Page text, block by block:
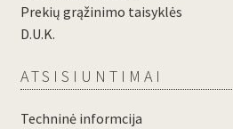
Prekių grąžinimo taisyklės
D.U.K.
ATSISIUNTIMAI
Techninė informcija